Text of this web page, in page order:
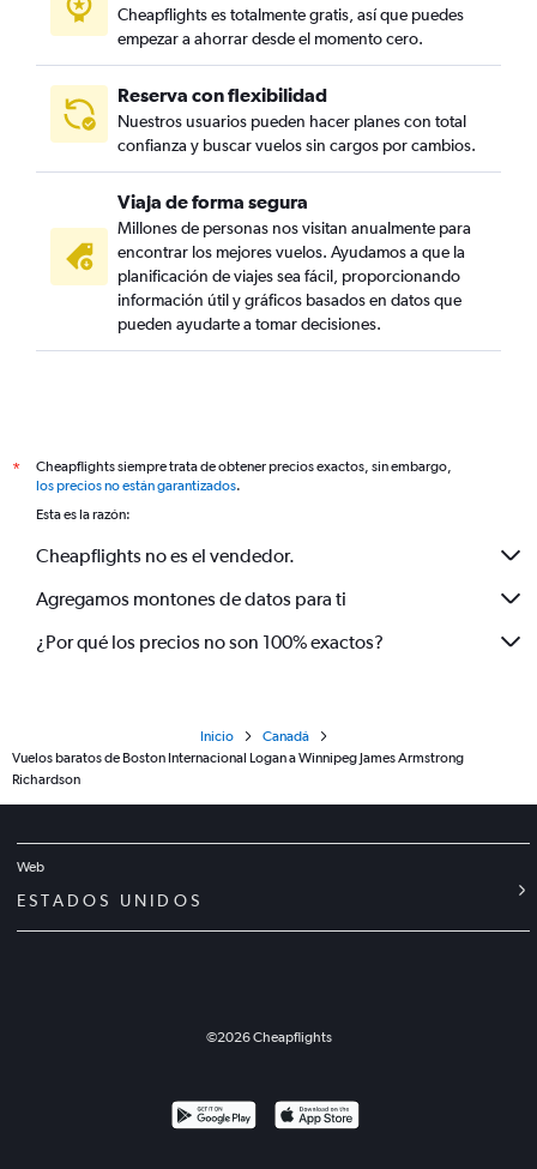
Cheapflights es totalmente gratis, así que puedes
empezar a ahorrar desde el momento cero.
Reserva con flexibilidad
Nuestros usuarios pueden hacer planes con total
confianza y buscar vuelos sin cargos por cambios.
Viaja de forma segura
Millones de personas nos visitan anualmente para
encontrar los mejores vuelos. Ayudamos a que la
planificación de viajes sea fácil, proporcionando
información útil y gráficos basados en datos que
pueden ayudarte a tomar decisiones.
*
Cheapflights siempre trata de obtener precios exactos, sin embargo,
los precios no están garantizados.
Esta es la razón:
Cheapflights no es el vendedor.
Agregamos montones de datos para ti
¿Por qué los precios no son 100% exactos?
Inicio
Canadá
Vuelos baratos de Boston Internacional Logan a Winnipeg James Armstrong
Richardson
Web
ESTADOS UNIDOS
©2026Cheapflights